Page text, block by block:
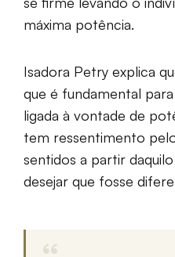
máxima potência.
Isadora Petry explica
que é fundamental
ligada à vontade de
tem ressentimento
sentidos a partir
desejar que fosse